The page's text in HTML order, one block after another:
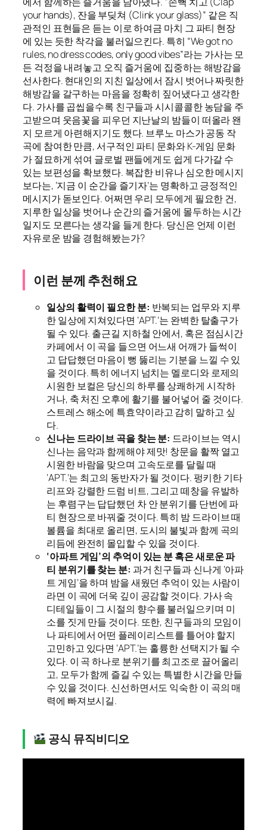
your hands), 잔을 부딪쳐 (Clink your glass)” 같은 직
관적인 표현들은 듣는 이로 하여금 마치 그 파티 현장
에 있는 듯한 착각을 불러일으킨다. 특히 “We got no
rules, no dress codes, only good vibes”라는 가사는 모
든 걱정을 내려놓고 오직 즐거움에 집중하는 해방감을
선사한다. 현대인의 지친 일상에서 잠시 벗어나 짜릿한
해방감을 갈구하는 마음을 정확히 짚어냈다고 생각한
다. 가사를 곱씹을수록 친구들과 시시콜콜한 농담을 주
고받으며 웃음꽃을 피우던 지난날의 밤들이 떠올라 왠
지 모르게 아련해지기도 했다. 브루노 마스가 공동 작
곡에 참여한 만큼, 서구적인 파티 문화와 K-게임 문화
가 절묘하게 섞여 글로벌 팬들에게도 쉽게 다가갈 수
있는 보편성을 확보했다. 복잡한 비유나 심오한 메시지
보다는, ‘지금 이 순간을 즐기자’는 명확하고 긍정적인
메시지가 돋보인다. 어쩌면 우리 모두에게 필요한 건,
지루한 일상을 벗어나 순간의 즐거움에 몰두하는 시간
일지도 모른다는 생각을 들게 한다. 당신은 언제 이런
자유로운 밤을 경험해봤는가?
이런 분께 추천해요
일상의 활력이 필요한 분: 반복되는 업무와 지루
한 일상에 지쳐있다면 ‘APT.’는 완벽한 탈출구가
될 수 있다. 출근길 지하철 안에서, 혹은 점심시간
카페에서 이 곡을 들으면 어느새 어깨가 들썩이
고 답답했던 마음이 뻥 뚫리는 기분을 느낄 수 있
을 것이다. 특히 에너지 넘치는 멜로디와 로제의
시원한 보컬은 당신의 하루를 상쾌하게 시작하
거나, 축 처진 오후에 활기를 불어넣어 줄 것이다.
스트레스 해소에 특효약이라고 감히 말하고 싶
다.
신나는 드라이브 곡을 찾는 분: 드라이브는 역시
신나는 음악과 함께해야 제맛! 창문을 활짝 열고
시원한 바람을 맞으며 고속도로를 달릴 때
‘APT.’는 최고의 동반자가 될 것이다. 펑키한 기타
리프와 강렬한 드럼 비트, 그리고 떼창을 유발하
는 후렴구는 답답했던 차 안 분위기를 단번에 파
티 현장으로 바꿔줄 것이다. 특히 밤 드라이브 때
볼륨을 최대로 올리면, 도시의 불빛과 함께 곡의
리듬에 완전히 몰입할 수 있을 것이다.
‘아파트 게임’의 추억이 있는 분 혹은 새로운 파
티 분위기를 찾는 분: 과거 친구들과 신나게 ‘아파
트 게임’을 하며 밤을 새웠던 추억이 있는 사람이
라면 이 곡에 더욱 깊이 공감할 것이다. 가사 속
디테일들이 그 시절의 향수를 불러일으키며 미
소를 짓게 만들 것이다. 또한, 친구들과의 모임이
나 파티에서 어떤 플레이리스트를 틀어야 할지
고민하고 있다면 ‘APT.’는 훌륭한 선택지가 될 수
있다. 이 곡 하나로 분위기를 최고조로 끌어올리
고, 모두가 함께 즐길 수 있는 특별한 시간을 만들
수 있을 것이다. 신선하면서도 익숙한 이 곡의 매
력에 빠져보시길.
공식 뮤직비디오